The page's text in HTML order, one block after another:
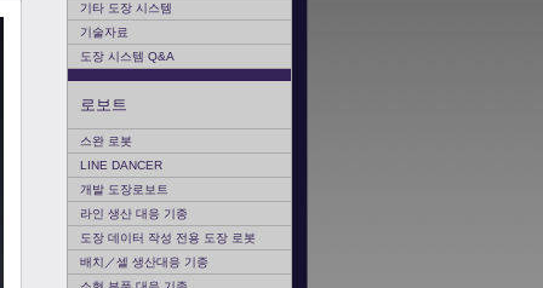
기타 도장 시스템
기술자료
도장 시스템 Q&A
로보트
스완 로봇
LINE DANCER
개발 도장로보트
라인 생산 대응 기종
도장 데이터 작성 전용 도장 로봇
배치／셀 생산대응 기종